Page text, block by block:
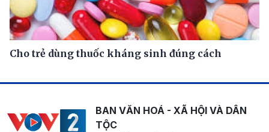
Cho trẻ dùng thuốc kháng sinh đúng cách
BAN VĂN HOÁ - XÃ HỘI VÀ DÂN
TỘC